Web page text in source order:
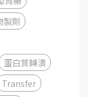
製劑
蛋白質轉漬
Transfer